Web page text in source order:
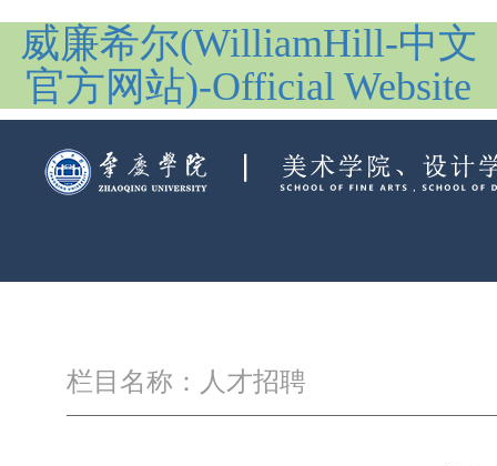
威廉希尔(WilliamHill-中文
官方网站)-Official Website
栏目名称：人才招聘